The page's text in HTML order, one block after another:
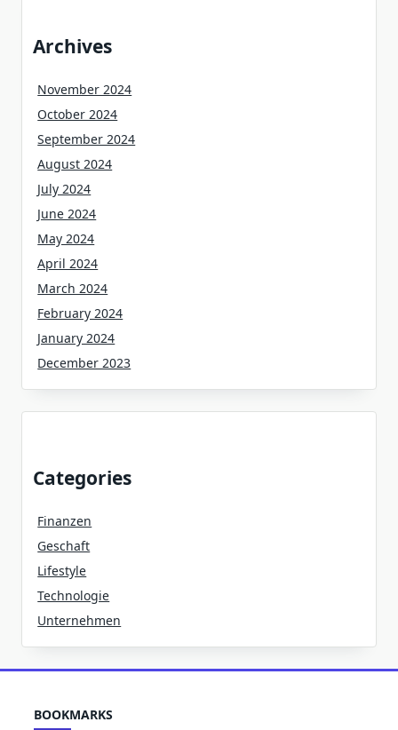
Archives
November 2024
October 2024
September 2024
August 2024
July 2024
June 2024
May 2024
April 2024
March 2024
February 2024
January 2024
December 2023
Categories
Finanzen
Geschaft
Lifestyle
Technologie
Unternehmen
BOOKMARKS